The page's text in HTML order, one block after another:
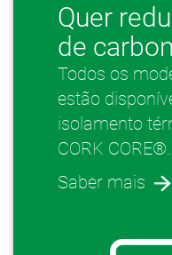
Quer
de
Todos os
estão
isolamento
CORK CORE®.
Saber mais